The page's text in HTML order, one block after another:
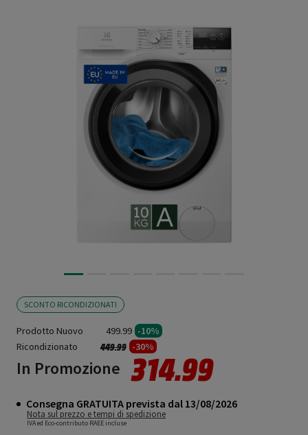
SCONTO RICONDIZIONATI
Prodotto Nuovo 499.99 -10%
Ricondizionato
Prezzo ridotto da
449.99a -30%
In Promozione 314.99
Consegna GRATUITA prevista dal 13/08/2026
Nota sul prezzo e tempi di spedizione
IVA ed Eco-contributo RAEE incluse